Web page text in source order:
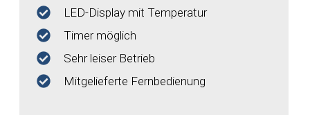
LED-Display mit Temperatur
Timer möglich
Sehr leiser Betrieb
Mitgelieferte Fernbedienung